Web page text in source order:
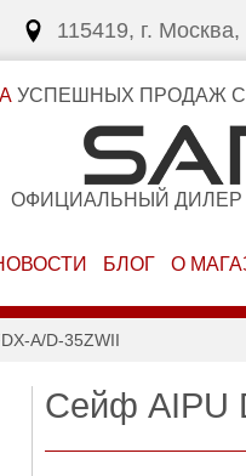
115419, г.
УСПЕШНЫХ ПРОДАЖ
ОФИЦИАЛЬНЫЙ ДИЛЕР
БЛОГ О
A/D-35ZWII
Сейф AIPU